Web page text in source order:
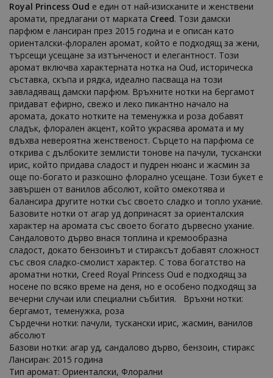
Royal Princess Oud е един от най-изисканите и женствени
аромати, предлагани от марката Creed. Този дамски
парфюм е лансиран през 2015 година и е описан като
ориенталски-флорален аромат, който е подходящ за жени,
търсещи усещане за изтънченост и елегантност. Този
аромат включва характерната нотка на Oud, историческа
съставка, скъпа и рядка, идеално пасваща на този
завладяващ дамски парфюм. Връхните нотки на бергамот
придават ефирно, свежо и леко пикантно начало на
аромата, докато нотките на теменужка и роза добавят
сладък, флорален акцент, който украсява аромата и му
вдъхва невероятна женственост. Сърцето на парфюма се
открива с дълбоките землисти тонове на пачули, тускански
ирис, който придава сладост и пудрен нюанс и жасмин за
още по-богато и разкошно флорално усещане. Този букет е
завършен от ванилов абсолют, който омекотява и
балансира другите нотки със своето сладко и топло ухание.
Базовите нотки от агар уд допринасят за ориенталския
характер на аромата със своето богато дървесно ухание.
Сандаловото дърво внася топлина и кремообразна
сладост, докато бензоинът и стираксът добавят сложност
със своя сладко-смолист характер. С това богатство на
ароматни нотки, Creed Royal Princess Oud е подходящ за
носене по всяко време на деня, но е особено подходящ за
вечерни случаи или специални събития. Връхни нотки:
бергамот, теменужка, роза
Сърдечни нотки: пачули, тускански ирис, жасмин, ванилов
абсолют
Базови нотки: агар уд, сандалово дърво, бензоин, стиракс
Лансиран: 2015 година
Тип аромат: Ориенталски, Флорални